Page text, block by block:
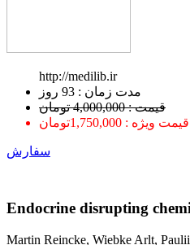
http://medilib.ir
ﻣﺪﺕ ﺯﻣﺎﻥ : 93 ﺭﻭﺯ
قیمت : 4,000,000 تومان
قیمت ویژه : 1,750,000تومان
سفارش
Endocrine disrupting
Martin Reincke, Wiebke Arlt,